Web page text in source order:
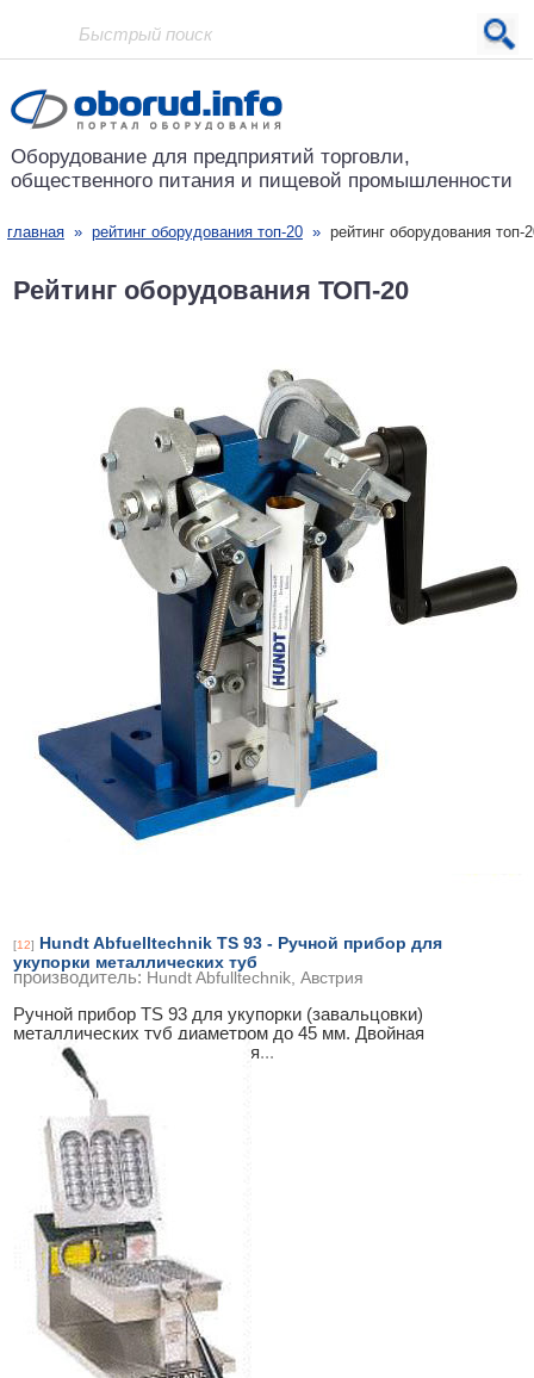
Проект основан в 2001 году
Оборудование для предприятий торговли,
общественного питания и пищевой промышленности
главная » рейтинг оборудования топ-20 » рейтинг оборудования топ-
Рейтинг оборудования ТОП-20
[12] Hundt Abfuelltechnik TS 93 - Ручной прибор для
укупорки металлических туб
Ручной прибор TS 93 для укупорки (завальцовки)
металлических туб диаметром до 45 мм. Двойная
завальцовка, бесступенчатая...
производитель: Hundt Abfulltechnik, Австрия